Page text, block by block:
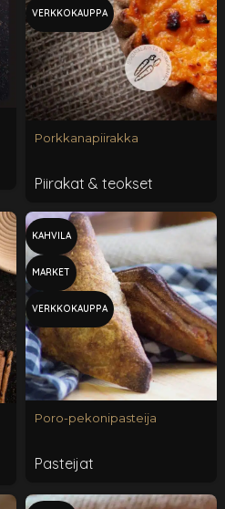
VERKKOKAUPPA
Porkkanapiirakka
Piirakat & teokset
KAHVILA
MARKET
VERKKOKAUPPA
Poro-pekonipasteija
Pasteijat